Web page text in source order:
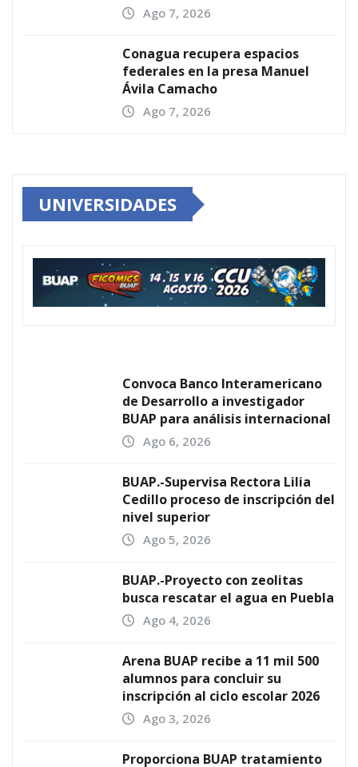
Ago 7, 2026
Conagua recupera espacios
federales en la presa Manuel
Ávila Camacho
Ago 7, 2026
UNIVERSIDADES
Convoca Banco Interamericano
de Desarrollo a investigador
BUAP para análisis internacional
Ago 6, 2026
BUAP.-Supervisa Rectora Lilia
Cedillo proceso de inscripción del
nivel superior
Ago 5, 2026
BUAP.-Proyecto con zeolitas
busca rescatar el agua en Puebla
Ago 4, 2026
Arena BUAP recibe a 11 mil 500
alumnos para concluir su
inscripción al ciclo escolar 2026
Ago 3, 2026
Proporciona BUAP tratamiento